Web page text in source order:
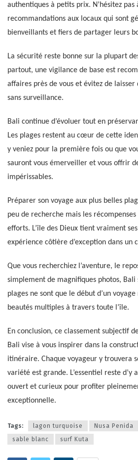
authentiques à petits prix. N’hésitez pas
recommandations aux locaux qui sont
bienveillants et fiers de partager leurs
La sécurité reste bonne sur la plupart
partout, une vigilance de base est
affaires près de vous et évitez de laisser
sans surveillance.
Bali continue d’évoluer tout en
Les plages restent au cœur de cette
y veniez pour la première fois ou que
sauront vous émerveiller et vous offrir
impérissables.
Préparer son voyage aux plus belles
peu de recherche mais les
efforts. L’île des Dieux tient vraiment
expérience côtière d’exception dans un
Que vous recherchiez l’aventure, le
simplement de magnifiques photos, Bali
plages ne sont que le début d’un
beautés multiples à travers toute l’île.
En conclusion, ce classement subjectif
Bali vise à vous inspirer dans la
itinéraire. Chaque voyageur y trouvera
variété est grande. L’essentiel reste d’y
ouvert et curieux pour profiter
exceptionnelle.
Tags: lagon turquoise Nusa Penida
sable blanc
surf Kuta